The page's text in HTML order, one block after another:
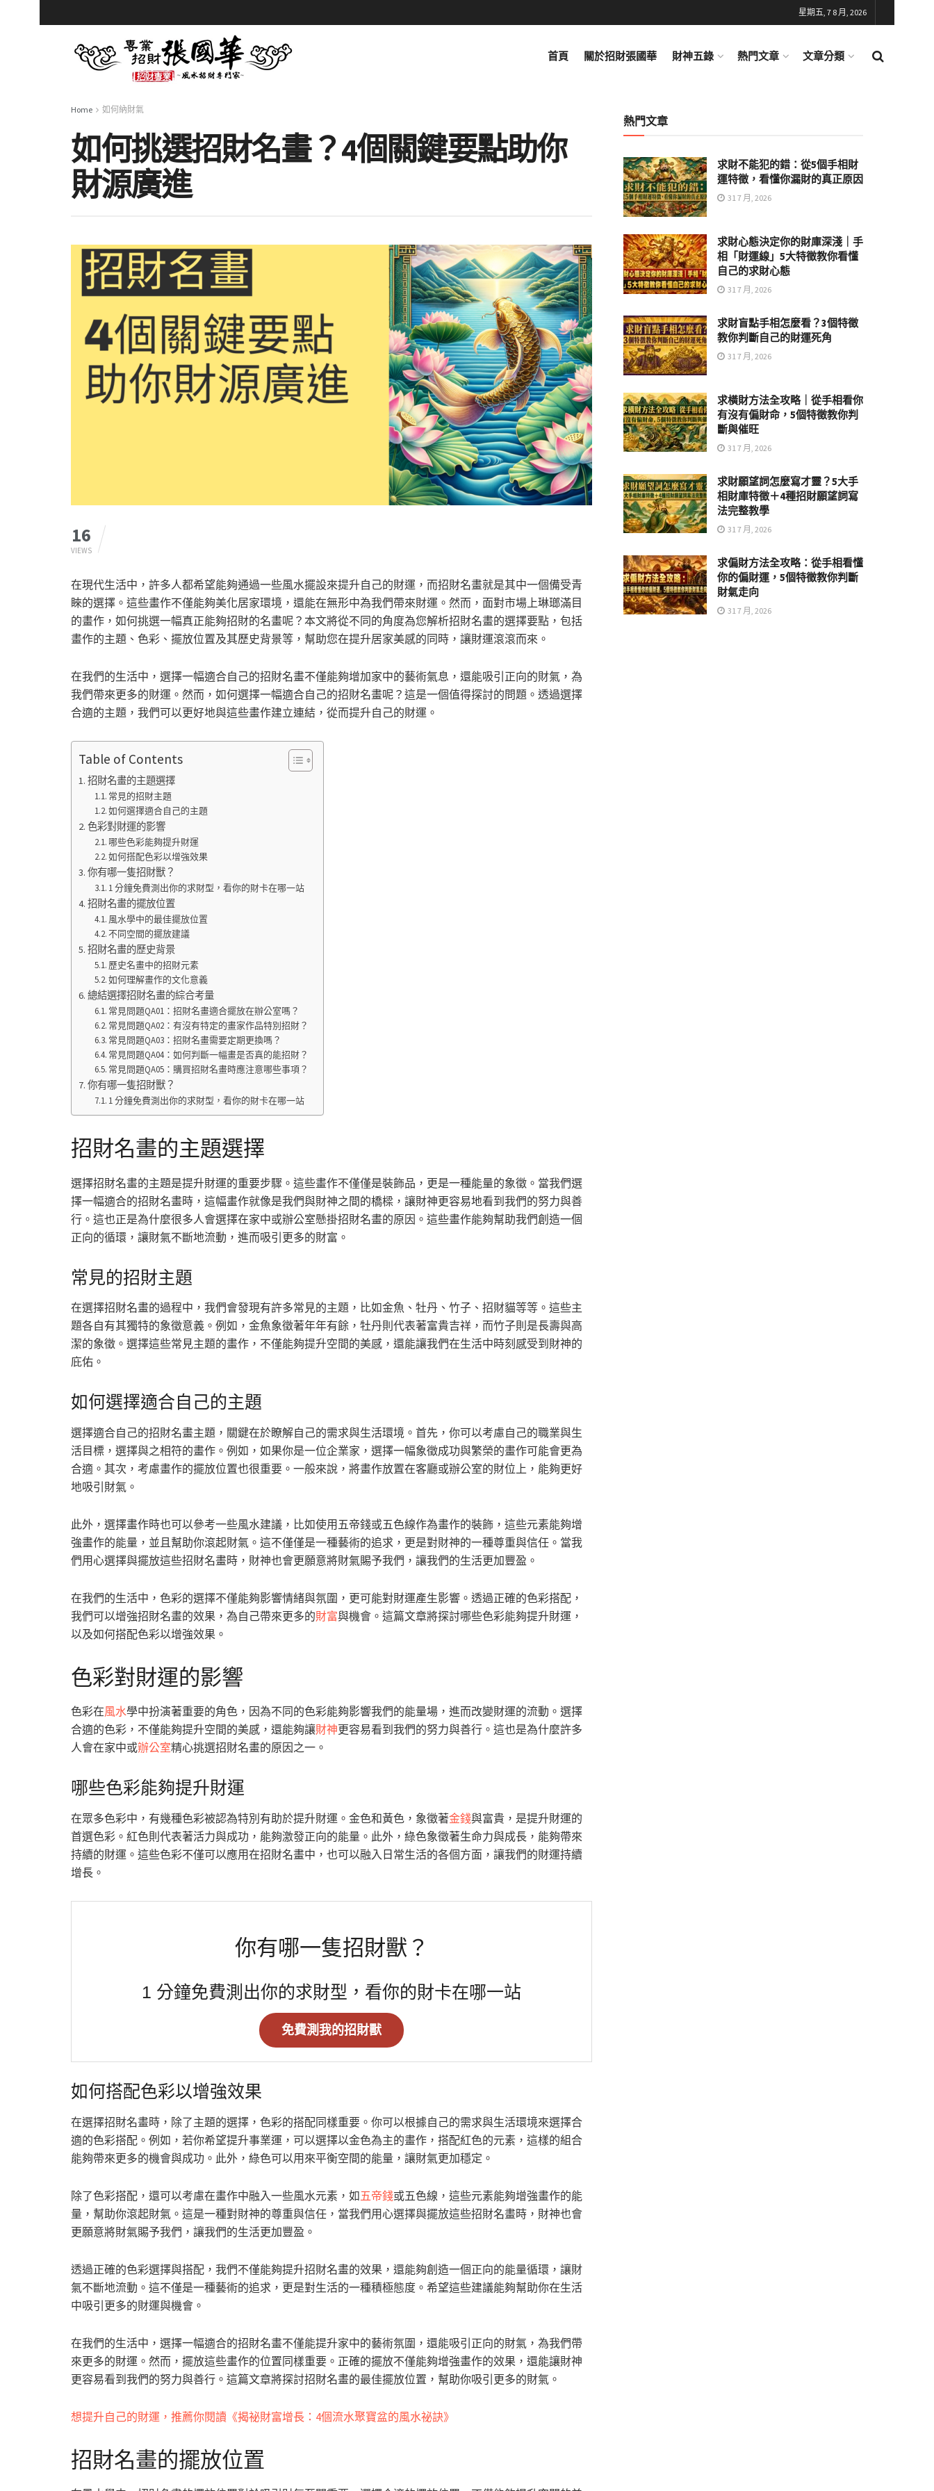
星期五, 7 8 月, 2026
首頁 關於招財張國華 財神五錄 熱門文章 文章分類
Home 如何納財氣
如何挑選招財名畫？4個關鍵要點助你
財源廣進
16
VIEWS
在現代生活中，許多人都希望能夠通過一些風水擺設來提升自己的財運，而招財名畫就是其中一個備受青
睞的選擇。這些畫作不僅能夠美化居家環境，還能在無形中為我們帶來財運。然而，面對市場上琳瑯滿目
的畫作，如何挑選一幅真正能夠招財的名畫呢？本文將從不同的角度為您解析招財名畫的選擇要點，包括
畫作的主題、色彩、擺放位置及其歷史背景等，幫助您在提升居家美感的同時，讓財運滾滾而來。
在我們的生活中，選擇一幅適合自己的招財名畫不僅能夠增加家中的藝術氣息，還能吸引正向的財氣，為
我們帶來更多的財運。然而，如何選擇一幅適合自己的招財名畫呢？這是一個值得探討的問題。透過選擇
合適的主題，我們可以更好地與這些畫作建立連結，從而提升自己的財運。
Table of Contents
招財名畫的主題選擇
常見的招財主題
如何選擇適合自己的主題
色彩對財運的影響
哪些色彩能夠提升財運
如何搭配色彩以增強效果
你有哪一隻招財獸？
1 分鐘免費測出你的求財型，看你的財卡在哪一站
招財名畫的擺放位置
風水學中的最佳擺放位置
不同空間的擺放建議
招財名畫的歷史背景
歷史名畫中的招財元素
如何理解畫作的文化意義
總結選擇招財名畫的綜合考量
常見問題QA01：招財名畫適合擺放在辦公室嗎？
常見問題QA02：有沒有特定的畫家作品特別招財？
常見問題QA03：招財名畫需要定期更換嗎？
常見問題QA04：如何判斷一幅畫是否真的能招財？
常見問題QA05：購買招財名畫時應注意哪些事項？
你有哪一隻招財獸？
1 分鐘免費測出你的求財型，看你的財卡在哪一站
招財名畫的主題選擇
選擇招財名畫的主題是提升財運的重要步驟。這些畫作不僅僅是裝飾品，更是一種能量的象徵。當我們選
擇一幅適合的招財名畫時，這幅畫作就像是我們與財神之間的橋樑，讓財神更容易地看到我們的努力與善
行。這也正是為什麼很多人會選擇在家中或辦公室懸掛招財名畫的原因。這些畫作能夠幫助我們創造一個
正向的循環，讓財氣不斷地流動，進而吸引更多的財富。
常見的招財主題
在選擇招財名畫的過程中，我們會發現有許多常見的主題，比如金魚、牡丹、竹子、招財貓等等。這些主
題各自有其獨特的象徵意義。例如，金魚象徵著年年有餘，牡丹則代表著富貴吉祥，而竹子則是長壽與高
潔的象徵。選擇這些常見主題的畫作，不僅能夠提升空間的美感，還能讓我們在生活中時刻感受到財神的
庇佑。
如何選擇適合自己的主題
選擇適合自己的招財名畫主題，關鍵在於瞭解自己的需求與生活環境。首先，你可以考慮自己的職業與生
活目標，選擇與之相符的畫作。例如，如果你是一位企業家，選擇一幅象徵成功與繁榮的畫作可能會更為
合適。其次，考慮畫作的擺放位置也很重要。一般來說，將畫作放置在客廳或辦公室的財位上，能夠更好
地吸引財氣。
此外，選擇畫作時也可以參考一些風水建議，比如使用五帝錢或五色線作為畫作的裝飾，這些元素能夠增
強畫作的能量，並且幫助你滾起財氣。這不僅僅是一種藝術的追求，更是對財神的一種尊重與信任。當我
們用心選擇與擺放這些招財名畫時，財神也會更願意將財氣賜予我們，讓我們的生活更加豐盈。
在我們的生活中，色彩的選擇不僅能夠影響情緒與氛圍，更可能對財運產生影響。透過正確的色彩搭配，
我們可以增強招財名畫的效果，為自己帶來更多的財富與機會。這篇文章將探討哪些色彩能夠提升財運，
以及如何搭配色彩以增強效果。
色彩對財運的影響
色彩在風水學中扮演著重要的角色，因為不同的色彩能夠影響我們的能量場，進而改變財運的流動。選擇
合適的色彩，不僅能夠提升空間的美感，還能夠讓財神更容易看到我們的努力與善行。這也是為什麼許多
人會在家中或辦公室精心挑選招財名畫的原因之一。
哪些色彩能夠提升財運
在眾多色彩中，有幾種色彩被認為特別有助於提升財運。金色和黃色，象徵著金錢與富貴，是提升財運的
首選色彩。紅色則代表著活力與成功，能夠激發正向的能量。此外，綠色象徵著生命力與成長，能夠帶來
持續的財運。這些色彩不僅可以應用在招財名畫中，也可以融入日常生活的各個方面，讓我們的財運持續
增長。
你有哪一隻招財獸？
1 分鐘免費測出你的求財型，看你的財卡在哪一站
免費測我的招財獸
如何搭配色彩以增強效果
在選擇招財名畫時，除了主題的選擇，色彩的搭配同樣重要。你可以根據自己的需求與生活環境來選擇合
適的色彩搭配。例如，若你希望提升事業運，可以選擇以金色為主的畫作，搭配紅色的元素，這樣的組合
能夠帶來更多的機會與成功。此外，綠色可以用來平衡空間的能量，讓財氣更加穩定。
除了色彩搭配，還可以考慮在畫作中融入一些風水元素，如五帝錢或五色線，這些元素能夠增強畫作的能
量，幫助你滾起財氣。這是一種對財神的尊重與信任，當我們用心選擇與擺放這些招財名畫時，財神也會
更願意將財氣賜予我們，讓我們的生活更加豐盈。
透過正確的色彩選擇與搭配，我們不僅能夠提升招財名畫的效果，還能夠創造一個正向的能量循環，讓財
氣不斷地流動。這不僅是一種藝術的追求，更是對生活的一種積極態度。希望這些建議能夠幫助你在生活
中吸引更多的財運與機會。
在我們的生活中，選擇一幅適合的招財名畫不僅能提升家中的藝術氛圍，還能吸引正向的財氣，為我們帶
來更多的財運。然而，擺放這些畫作的位置同樣重要。正確的擺放不僅能夠增強畫作的效果，還能讓財神
更容易看到我們的努力與善行。這篇文章將探討招財名畫的最佳擺放位置，幫助你吸引更多的財氣。
想提升自己的財運，推薦你閱讀《揭祕財富增長：4個流水聚寶盆的風水祕訣》
招財名畫的擺放位置
熱門文章
求財不能犯的錯：從5個手相財
運特徵，看懂你漏財的真正原因
31 7 月, 2026
求財心態決定你的財庫深淺｜手
相「財運線」5大特徵教你看懂
自己的求財心態
31 7 月, 2026
求財盲點手相怎麼看？3個特徵
教你判斷自己的財運死角
31 7 月, 2026
求橫財方法全攻略｜從手相看你
有沒有偏財命，5個特徵教你判
斷與催旺
31 7 月, 2026
求財願望詞怎麼寫才靈？5大手
相財庫特徵＋4種招財願望詞寫
法完整教學
31 7 月, 2026
求偏財方法全攻略：從手相看懂
你的偏財運，5個特徵教你判斷
財氣走向
31 7 月, 2026